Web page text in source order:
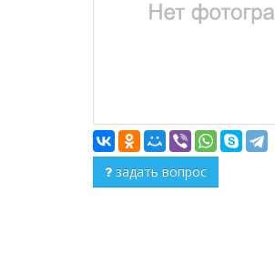
задать вопрос